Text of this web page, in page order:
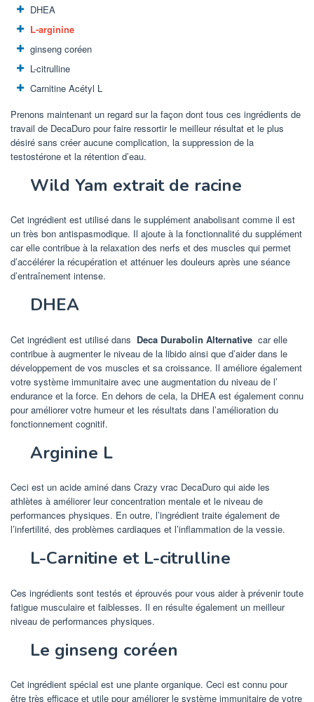
DHEA
L-arginine
ginseng coréen
L-citrulline
Carnitine Acétyl L
Prenons maintenant un regard sur la façon dont tous ces ingrédients de
travail de DecaDuro pour faire ressortir le meilleur résultat et le plus
désiré sans créer aucune complication, la suppression de la
testostérone et la rétention d’eau.
Wild Yam extrait de racine
Cet ingrédient est utilisé dans le supplément anabolisant comme il est
un très bon antispasmodique. Il ajoute à la fonctionnalité du supplément
car elle contribue à la relaxation des nerfs et des muscles qui permet
d’accélérer la récupération et atténuer les douleurs après une séance
d’entraînement intense.
DHEA
Cet ingrédient est utilisé dans Deca Durabolin Alternative car elle
contribue à augmenter le niveau de la libido ainsi que d’aider dans le
développement de vos muscles et sa croissance. Il améliore également
votre système immunitaire avec une augmentation du niveau de l’
endurance et la force. En dehors de cela, la DHEA est également connu
pour améliorer votre humeur et les résultats dans l’amélioration du
fonctionnement cognitif.
Arginine L
Ceci est un acide aminé dans Crazy vrac DecaDuro qui aide les
athlètes à améliorer leur concentration mentale et le niveau de
performances physiques. En outre, l’ingrédient traite également de
l’infertilité, des problèmes cardiaques et l’inflammation de la vessie.
L-Carnitine et L-citrulline
Ces ingrédients sont testés et éprouvés pour vous aider à prévenir toute
fatigue musculaire et faiblesses. Il en résulte également un meilleur
niveau de performances physiques.
Le ginseng coréen
Cet ingrédient spécial est une plante organique. Ceci est connu pour
être très efficace et utile pour améliorer le système immunitaire de votre